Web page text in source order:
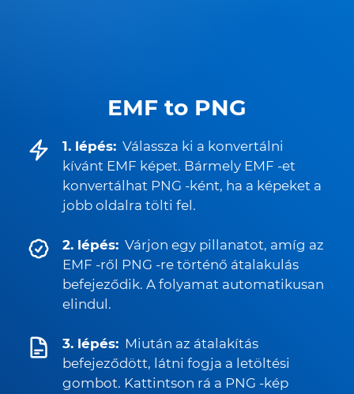
EMF to PNG
1. lépés: Válassza ki a konvertálni
kívánt EMF képet. Bármely EMF -et
konvertálhat PNG -ként, ha a képeket a
jobb oldalra tölti fel.
2. lépés: Várjon egy pillanatot, amíg az
EMF -ről PNG -re történő átalakulás
befejeződik. A folyamat automatikusan
elindul.
3. lépés: Miután az átalakítás
befejeződött, látni fogja a letöltési
gombot. Kattintson rá a PNG -kép